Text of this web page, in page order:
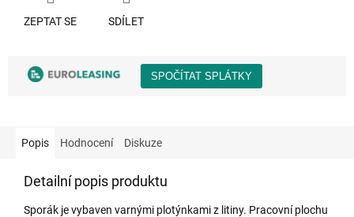
ZEPTAT SE SDÍLET
Popis Hodnocení Diskuze
Detailní popis produktu
Sporák je vybaven varnými plotýnkami z litiny. Pracovní plochu